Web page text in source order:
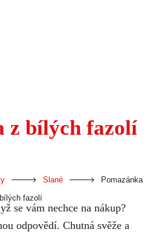
z bílých fazolí
- Slané -
Pomazánka
fazolí
se vám nechce na nákup?
odpovědí. Chutná svěže a